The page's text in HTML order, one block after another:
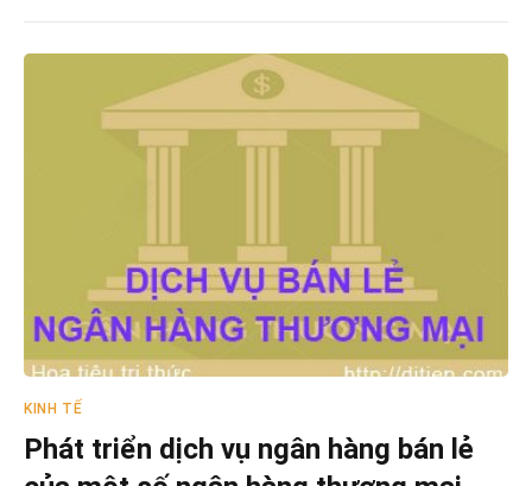
KINH TẾ
Phát triển dịch vụ ngân hàng bán lẻ